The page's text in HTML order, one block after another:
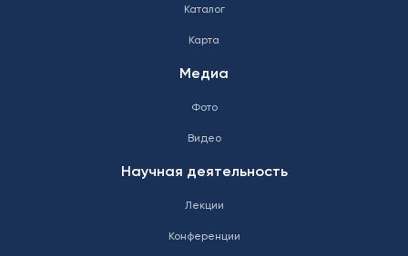
Каталог
Карта
Медиа
Фото
Видео
Научная деятельность
Лекции
Конференции